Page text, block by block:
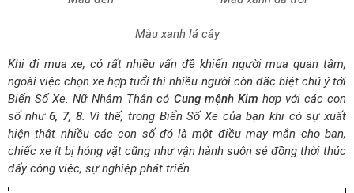
màu này thì chiếc xe hay bị hư hỏng, hay bị tai nạn, ảnh
thuộc hànhHỏa. Theo quy luật Ngũ Hành thìHỏakhắcKim
nên khiNữ tuổi Thân 1992đi xe có các màu này bạn sẽ
gặp rất nhiều phiền toái trong cuộc sống và công việc, đi xe
hay xảy ra tranh cãi với người đi cùng, lái xe với tâm trạng
bất an, xe thường xuyên bị hư hỏng, tốn kém chi phí sửa
chữa, thậm chí có thể chết vì tai nạn.
Xanh lá cây (Tương Khắc) là gam màuNên Tránhthuộc